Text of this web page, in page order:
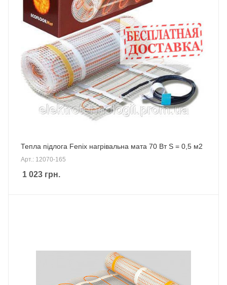
Тепла підлога Fenix нагрівальна мата 70 Вт S = 0,5 м2
Арт.: 12070-165
1 023 грн.